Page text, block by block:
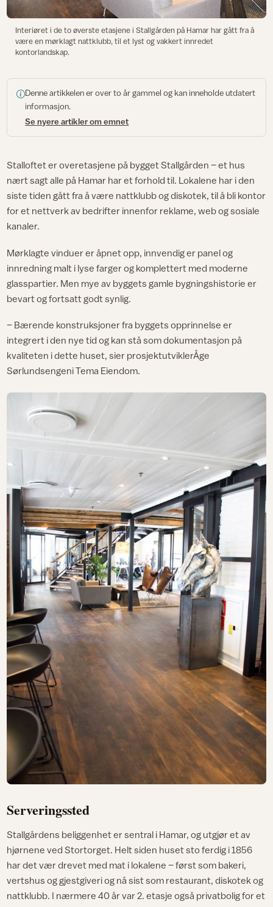
Interiøret i de to øverste etasjene i Stallgården på Hamar har gått fra å
være en mørklagt nattklubb, til et lyst og vakkert innredet
kontorlandskap.
Denne artikkelen er over to år gammel og kan inneholde utdatert
informasjon.
Se nyere artikler om emnet
Stalloftet er overetasjene på bygget Stallgården – et hus
nært sagt alle på Hamar har et forhold til. Lokalene har i den
siste tiden gått fra å være nattklubb og diskotek, til å bli kontor
for et nettverk av bedrifter innenfor reklame, web og sosiale
kanaler.
Mørklagte vinduer er åpnet opp, innvendig er panel og
innredning malt i lyse farger og komplettert med moderne
glasspartier. Men mye av byggets gamle bygningshistorie er
bevart og fortsatt godt synlig.
– Bærende konstruksjoner fra byggets opprinnelse er
integrert i den nye tid og kan stå som dokumentasjon på
kvaliteten i dette huset, sier prosjektutviklerÅge
Sørlundsengeni Tema Eiendom.
Serveringssted
Stallgårdens beliggenhet er sentral i Hamar, og utgjør et av
hjørnene ved Stortorget. Helt siden huset sto ferdig i 1856
har det vær drevet med mat i lokalene – først som bakeri,
vertshus og gjestgiveri og nå sist som restaurant, diskotek og
nattklubb. I nærmere 40 år var 2. etasje også privatbolig for et